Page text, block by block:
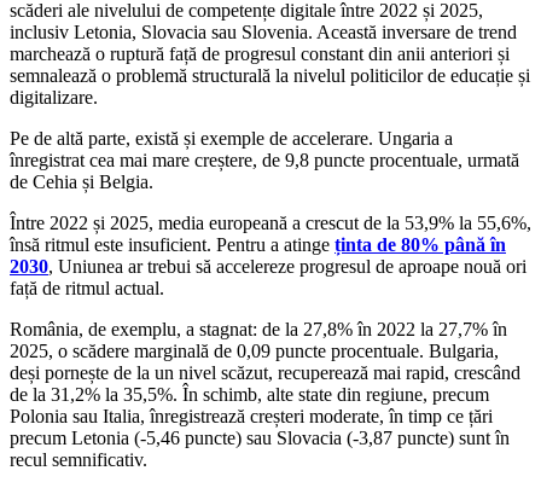
scăderi ale nivelului de competențe digitale între 2022 și 2025,
inclusiv Letonia, Slovacia sau Slovenia. Această inversare de trend
marchează o ruptură față de progresul constant din anii anteriori și
semnalează o problemă structurală la nivelul politicilor de educație și
digitalizare.
Pe de altă parte, există și exemple de accelerare. Ungaria a
înregistrat cea mai mare creștere, de 9,8 puncte procentuale, urmată
de Cehia și Belgia.
Între 2022 și 2025, media europeană a crescut de la 53,9% la 55,6%,
însă ritmul este insuficient. Pentru a atinge ținta de 80% până în
2030, Uniunea ar trebui să accelereze progresul de aproape nouă ori
față de ritmul actual.
România, de exemplu, a stagnat: de la 27,8% în 2022 la 27,7% în
2025, o scădere marginală de 0,09 puncte procentuale. Bulgaria,
deși pornește de la un nivel scăzut, recuperează mai rapid, crescând
de la 31,2% la 35,5%. În schimb, alte state din regiune, precum
Polonia sau Italia, înregistrează creșteri moderate, în timp ce țări
precum Letonia (-5,46 puncte) sau Slovacia (-3,87 puncte) sunt în
recul semnificativ.